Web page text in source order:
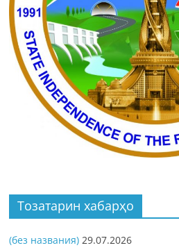
Тозатарин хабарҳо
(без названия) 29.07.2026